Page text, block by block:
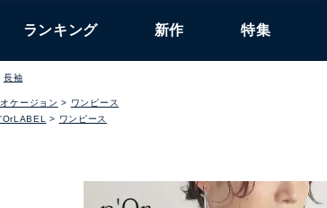
ランキング 新作 特集
長袖
ケージョン
ワンピース
ワンピース